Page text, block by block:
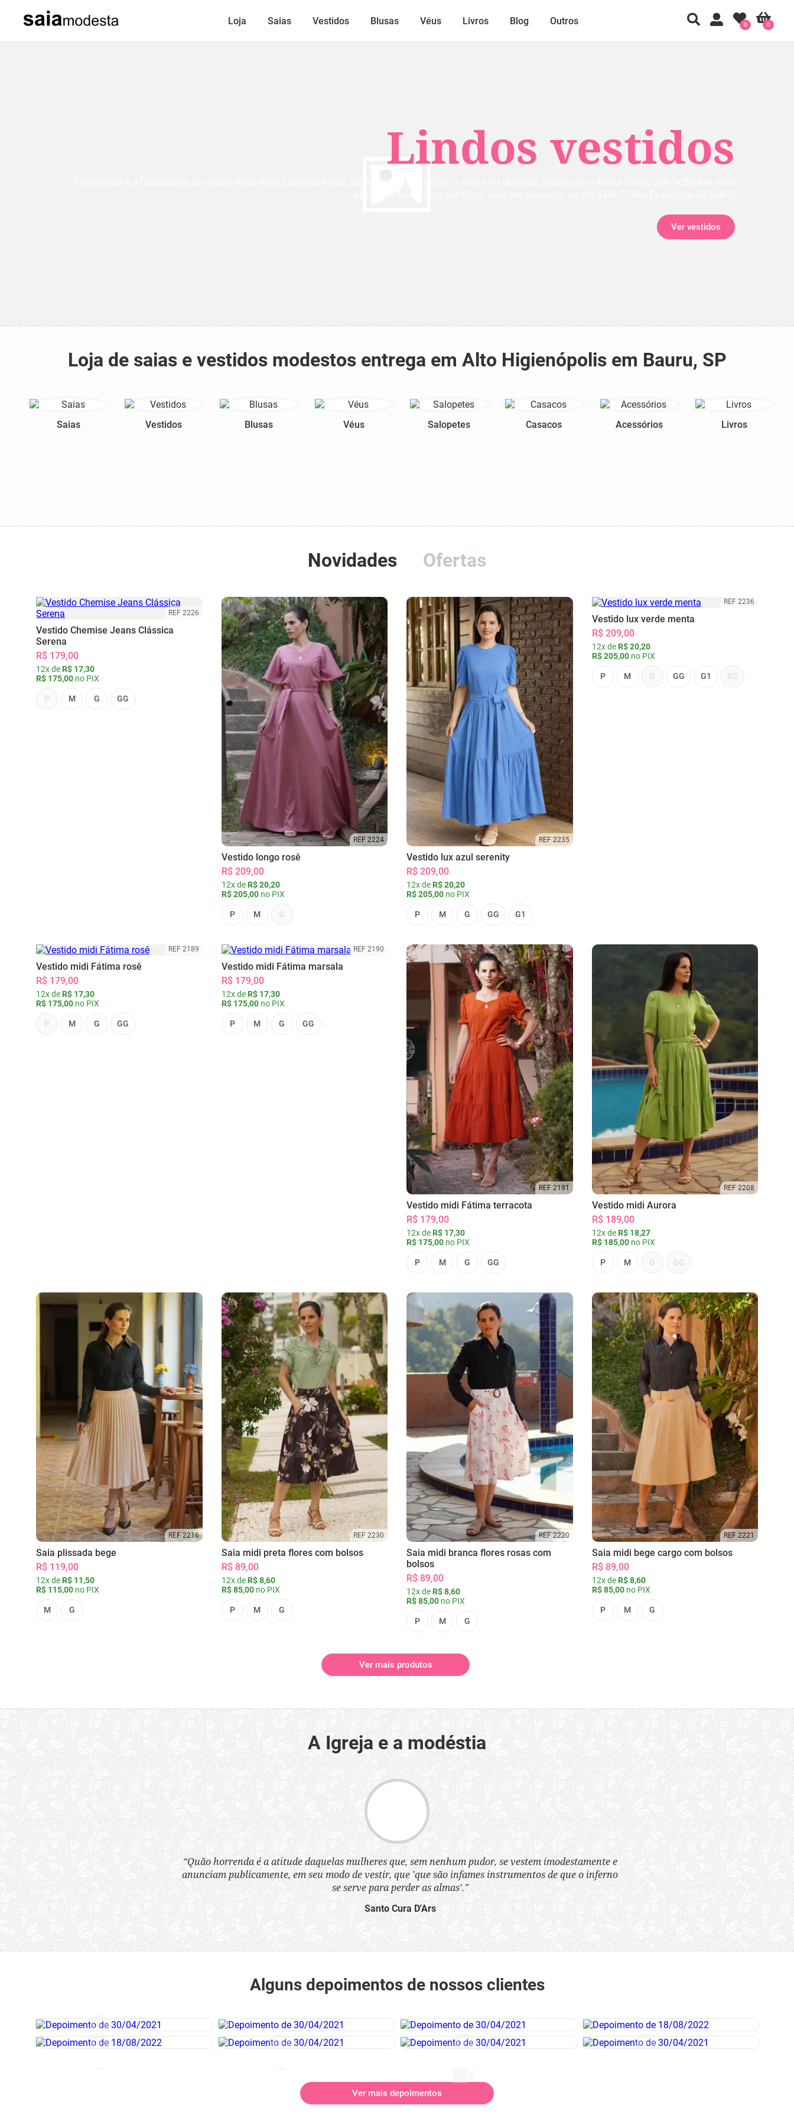
Lindos vestidos
Ver vestidos
Loja Saias Vestidos Blusas Véus Livros Blog Outros 0
0
Loja de saias e vestidos modestos entrega em Alto Higienópolis em Bauru, SP
Saias Vestidos Blusas Véus Salopetes Casacos Acessórios Livros
Novidades Ofertas
REF 2226
Vestido Chemise Jeans Clássica
Serena
R$ 179,00
12x de R$ 17,30
R$ 175,00 no PIX
P M G GG
REF 2224
Vestido longo rosê
R$ 209,00
12x de R$ 20,20
R$ 205,00no PIX
P M G
REF 2235
Vestido lux azul serenity
R$ 209,00
12x de R$ 20,20
R$ 205,00 no PIX
P M G GG G1
REF 2236
Vestido lux verde menta
R$ 209,00
12x de R$ 20,20
R$ 205,00no PIX
P M G GG G1 G2
REF 2189
Vestido midi Fátima rosê
R$ 179,00
12x de R$ 17,30
R$ 175,00 no PIX
P M G GG
REF 2190
Vestido midi Fátima marsala
R$ 179,00
12x de R$ 17,30
R$ 175,00no PIX
P M G GG
REF 2191
Vestido midi Fátima terracota
R$ 179,00
12x de R$ 17,30
R$ 175,00 no PIX
P M G GG
REF 2208
Vestido midi Aurora
R$ 189,00
12x de R$ 18,27
R$ 185,00no PIX
P M G GG
REF 2216
Saia plissada bege
R$ 119,00
12x de R$ 11,50
R$ 115,00 no PIX
M G
REF 2230
Saia midi preta flores com bolsos
R$ 89,00
12x de R$ 8,60
R$ 85,00no PIX
P M G
REF 2220
Saia midi branca flores rosas com
bolsos
R$ 89,00
12x de R$ 8,60
R$ 85,00 no PIX
P M G
REF 2221
Saia midi bege cargo com bolsos
R$ 89,00
12x de R$ 8,60
R$ 85,00no PIX
P M G
Ver mais produtos
A Igreja e a modéstia
“Quão horrenda é a atitude daquelas mulheres que, sem nenhum pudor, se vestem imodestamente e
anunciam publicamente, em seu modo de vestir, que 'que são infames instrumentos de que o inferno
se serve para perder as almas'.”
Santo Cura D'Ars
Alguns depoimentos de nossos clientes
Ver mais depoimentos